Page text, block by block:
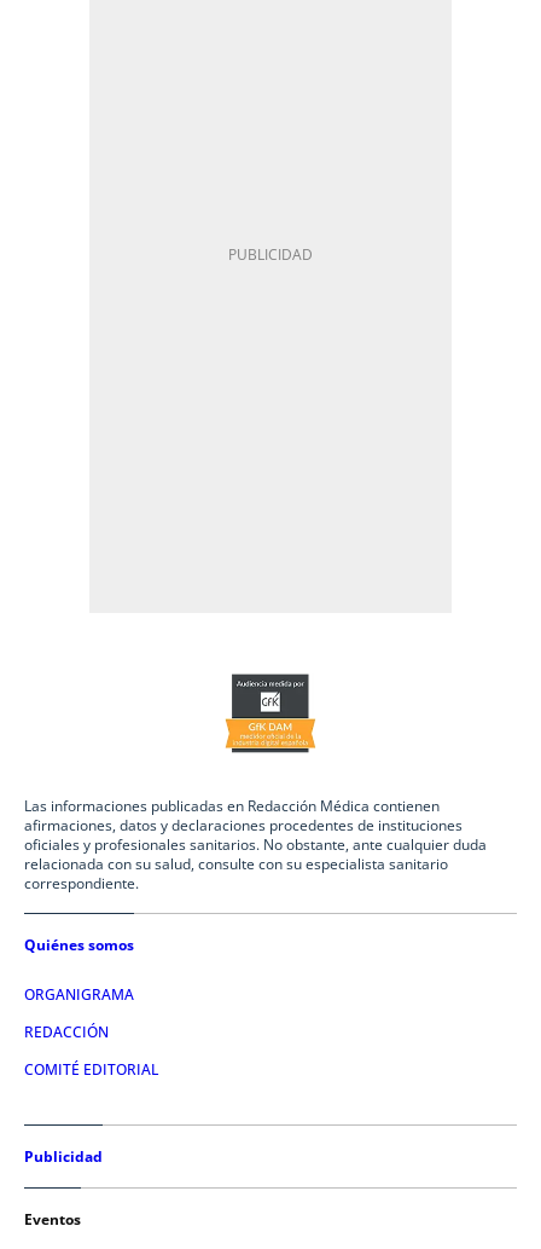
Las informaciones publicadas en Redacción Médica contienen
afirmaciones, datos y declaraciones procedentes de instituciones
oficiales y profesionales sanitarios. No obstante, ante cualquier duda
relacionada con su salud, consulte con su especialista sanitario
correspondiente.
Quiénes somos
ORGANIGRAMA
REDACCIÓN
COMITÉ EDITORIAL
Publicidad
Eventos